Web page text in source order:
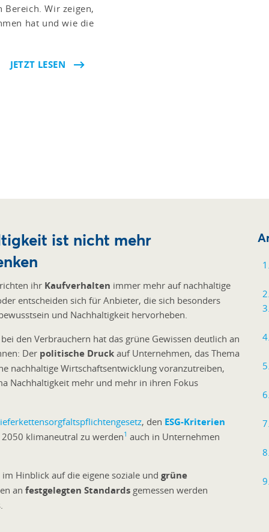
Wir zeigen,
hat und wie die
JETZT LESEN
ist nicht mehr
ihr Kaufverhalten immer mehr auf nachhaltige
entscheiden sich für Anbieter, die sich besonders
und Nachhaltigkeit hervorheben.
den Verbrauchern hat das grüne Gewissen deutlich an
Der politische Druck auf Unternehmen, das Thema
nachhaltige Wirtschaftsentwicklung voranzutreiben,
Nachhaltigkeit mehr und mehr in ihren Fokus
, den ESG-Kriterien
2050 klimaneutral zu werden1 auch in Unternehmen
Hinblick auf die eigene soziale und grüne
an festgelegten Standards gemessen werden